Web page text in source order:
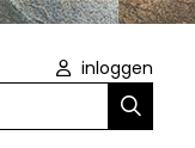
inloggen